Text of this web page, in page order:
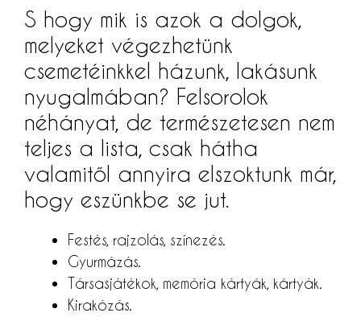
S hogy mik is azok a dolgok,
melyeket végezhetünk
csemetéinkkel házunk, lakásunk
nyugalmában? Felsorolok
néhányat, de természetesen nem
teljes a lista, csak hátha
valamitől annyira elszoktunk már,
hogy eszünkbe se jut.
Festés, rajzolás, színezés.
Gyurmázás.
Társasjátékok, memória kártyák, kártyák.
Kirakózás.